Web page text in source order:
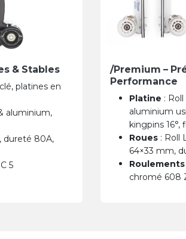
& Stables
platines en
aluminium,
dureté 80A,
5
/Premium –
Performance
Platine :
aluminium
kingpins 16°,
Roues: Roll
64×33 mm,
Roulements
chromé 608